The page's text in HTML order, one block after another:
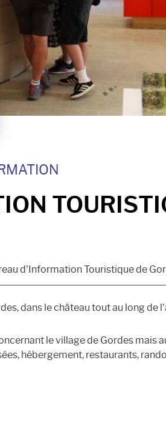
d’Information Touristique de
dans le château tout au long de
le village de Gordes mais
hébergement, restaurants,